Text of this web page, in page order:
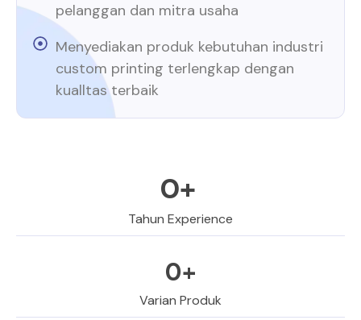
pelanggan dan mitra usaha
Menyediakan produk kebutuhan industri
custom printing terlengkap dengan
kualltas terbaik
Tahun Experience
0+
Varian Produk
0+